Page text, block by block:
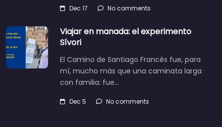
Dec 17 No comments
Viajar en manada: el experimento
Sívori
El Camino de Santiago Francés fue, para
mí, mucho más que una caminata larga
con familia: fue…
Dec 5 No comments